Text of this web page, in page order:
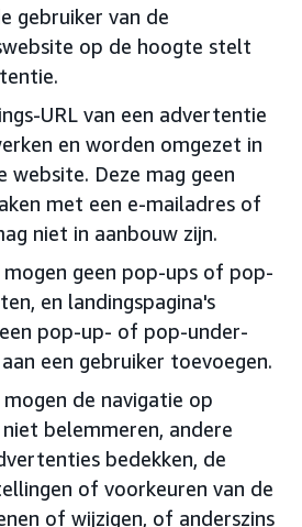
gebruiker van de
op de hoogte stelt
URL van een advertentie
en worden omgezet in
website. Deze mag geen
met een e-mailadres of
niet in aanbouw zijn.
geen pop-ups of pop-
en landingspagina's
pop-up- of pop-under-
een gebruiker toevoegen.
de navigatie op
belemmeren, andere
bedekken, de
of voorkeuren van de
of wijzigen, of anderszins